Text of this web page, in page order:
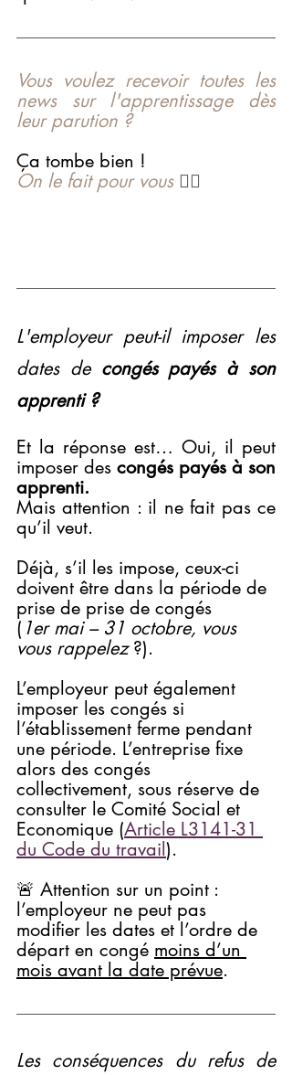
Vous voulez recevoir toutes les
news sur l'apprentissage dès
leur parution ?
Ça tombe bien !
On le fait pour vous 👇🏻
L'employeur peut-il imposer les
dates de congés payés à son
apprenti ?
Et la réponse est… Oui, il peut
imposer des congés payés à son
apprenti.
Mais attention : il ne fait pas ce
qu’il veut.
Déjà, s’il les impose, ceux-ci
doivent être dans la période de
prise de prise de congés
( 1er mai – 31 octobre, vous
vous rappelez ?).
L’employeur peut également
imposer les congés si
l’établissement ferme pendant
une période. L’entreprise fixe
alors des congés
collectivement, sous réserve de
consulter le Comité Social et
Economique (Article L3141-31
du Code du travail).
🚨 Attention sur un point :
l’employeur ne peut pas
modifier les dates et l’ordre de
départ en congé moins d’un
mois avant la date prévue.
Les conséquences du refus de